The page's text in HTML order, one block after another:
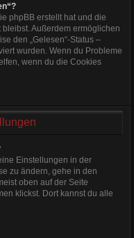
phpBB erstellt hat und die
Außerdem ermöglichen
den „Gelesen“-Status –
wurden. Wenn du Probleme
wenn du die Cookies
Einstellungen in der
zu ändern, gehe in den
oben auf der Seite
klickst. Dort kannst du alle